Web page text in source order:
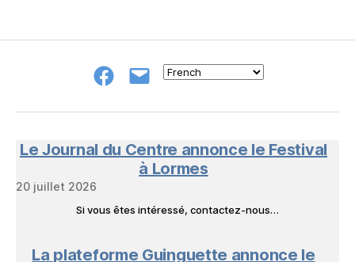
Groupe
NeL
E-
à
Livres
Le Journal du Centre annonce le Festival
à Lormes
20 juillet 2026
Si vous êtes intéressé, contactez-nous…
La plateforme Guinguette annonce le